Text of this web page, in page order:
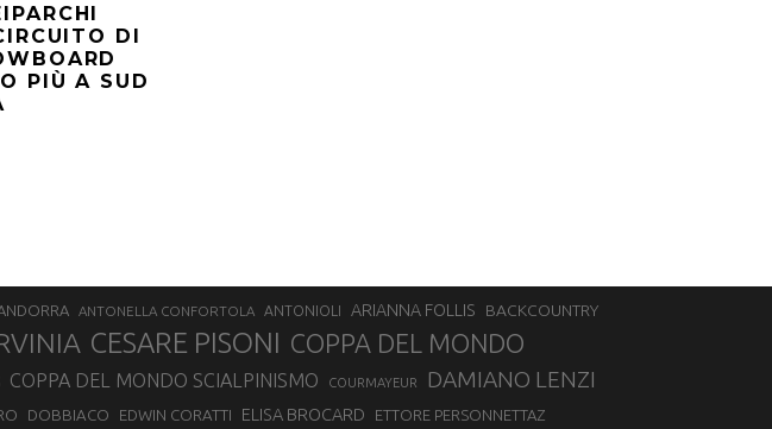
DI
PIÙ A SUD
ANTONELLA CONFORTOLA ANTONIOLI ARIANNA FOLLIS
BACKCOUNTRY
CESARE PISONI COPPA DEL MONDO
COPPA DEL MONDO SCIALPINISMO COURMAYEUR DAMIANO LENZI
DOBBIACO EDWIN CORATTI ELISA BROCARD ETTORE PERSONNETTAZ